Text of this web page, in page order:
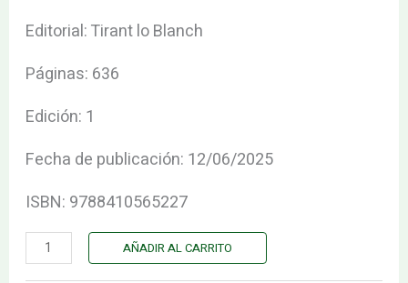
Editorial: Tirant lo Blanch
Páginas: 636
Edición: 1
Fecha de publicación: 12/06/2025
ISBN: 9788410565227
AÑADIR AL CARRITO